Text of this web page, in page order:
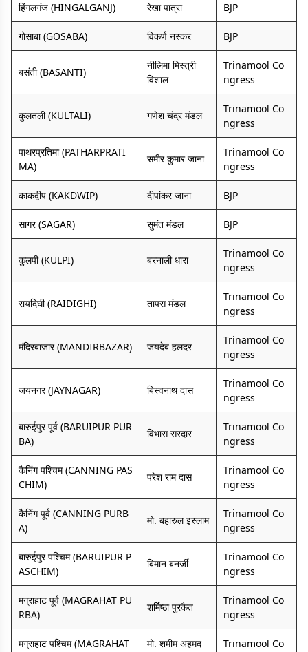
हिंगलगंज (HINGALGANJ) रेखा पात्रा BJP
गोसाबा (GOSABA) विकर्ण नस्कर BJP
बसंती (BASANTI)
नीलिमा मिस्त्री
विशाल
Trinamool Co
ngress
कुलतली (KULTALI) गणेश चंद्र मंडल
Trinamool Co
ngress
पाथरप्रतिमा (PATHARPRATI
MA)
समीर कुमार जाना
Trinamool Co
ngress
काकद्वीप (KAKDWIP) दीपांकर जाना BJP
सागर (SAGAR) सुमंत मंडल BJP
कुलपी (KULPI) बरनाली धारा
Trinamool Co
ngress
रायदिघी (RAIDIGHI) तापस मंडल
Trinamool Co
ngress
मंदिरबाजार (MANDIRBAZAR) जयदेब हलदर
Trinamool Co
ngress
जयनगर (JAYNAGAR) बिस्वनाथ दास
Trinamool Co
ngress
बारुईपुर पूर्व (BARUIPUR PUR
BA)
विभास सरदार
Trinamool Co
ngress
कैनिंग पश्चिम (CANNING PAS
CHIM)
परेश राम दास
Trinamool Co
ngress
कैनिंग पूर्व (CANNING PURB
A)
मो. बहारुल इस्लाम
Trinamool Co
ngress
बारुईपुर पश्चिम (BARUIPUR P
ASCHIM)
बिमान बनर्जी
Trinamool Co
ngress
मग्राहाट पूर्व (MAGRAHAT PU
RBA)
शर्मिष्ठा पुरकैत
Trinamool Co
ngress
मग्राहाट पश्चिम (MAGRAHAT
मो. शमीम अहमद
Trinamool Co